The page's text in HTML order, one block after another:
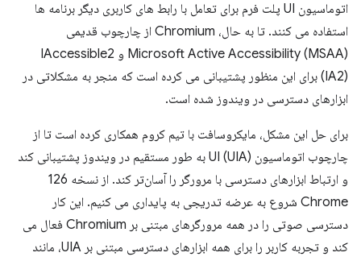
اتوماسیون UI پلت فرم برای تعامل با رابط های کاربری دیگر برنامه ها
استفاده می کنند. تا به حال، Chromium از چارچوب قدیمی
Microsoft Active Accessibility (MSAA) و IAccessible2
(IA2) برای این منظور پشتیبانی می کرده است که منجر به مشکلاتی در
ابزارهای دسترسی در ویندوز شده است.
برای حل این مشکل، مایکروسافت با تیم کروم همکاری کرده است تا از
چارچوب اتوماسیون UI (UIA) به طور مستقیم در ویندوز پشتیبانی کند
و ارتباط ابزارهای دسترسی با مرورگر را آسان‌تر کند. از نسخه 126
Chrome شروع به عرضه تدریجی به پایداری می کنیم. این کار
دسترسی صوتی را در همه مرورگرهای مبتنی بر Chromium فعال می
کند و تجربه کاربر را برای همه ابزارهای دسترسی مبتنی بر UIA، مانند